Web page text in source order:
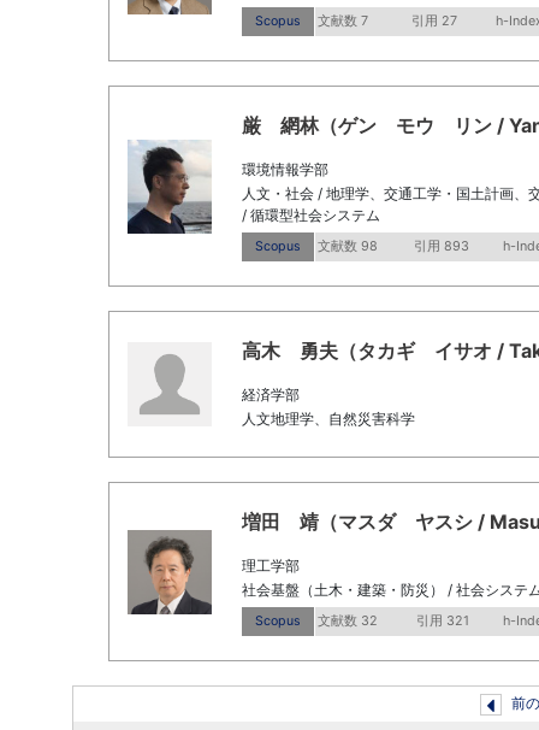
Scopus 文献数 7 引用 27 h-
厳 網林（ゲン モウ リン /
環境情報学部
人文・社会 / 地理学、交通工学・国土計画
/ 循環型社会システム
Scopus 文献数 98 引用 893 h-
高木 勇夫（タカギ イサオ /
経済学部
人文地理学、自然災害科学
増田 靖（マスダ ヤスシ /
理工学部
社会基盤（土木・建築・防災） / 社会システ
Scopus 文献数 32 引用 321 h-
前